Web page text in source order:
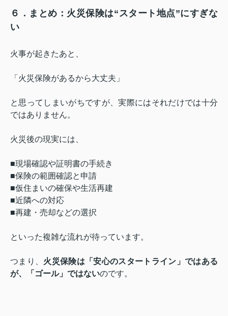
６．まとめ：火災保険は“スタート地点”にすぎな
い
火事が起きたあと、
「火災保険があるから大丈夫」
と思ってしまいがちですが、実際にはそれだけでは十分
ではありません。
火災後の現実には、
■現場確認や証明書の手続き
■保険の範囲確認と申請
■仮住まいの確保や生活再建
■近隣への対応
■再建・売却などの選択
といった複雑な流れが待っています。
つまり、 火災保険は「安心のスタートライン」ではある
が、「ゴール」ではないのです。